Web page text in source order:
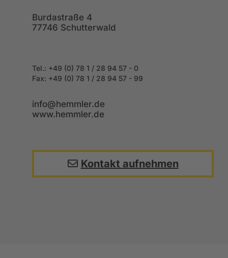
Burdastraße 4
77746 Schutterwald
Tel.: +49 (0) 78 1 / 28 94 57 - 0
Fax: +49 (0) 78 1 / 28 94 57 - 99
info@hemmler.de
www.hemmler.de
Kontakt aufnehmen